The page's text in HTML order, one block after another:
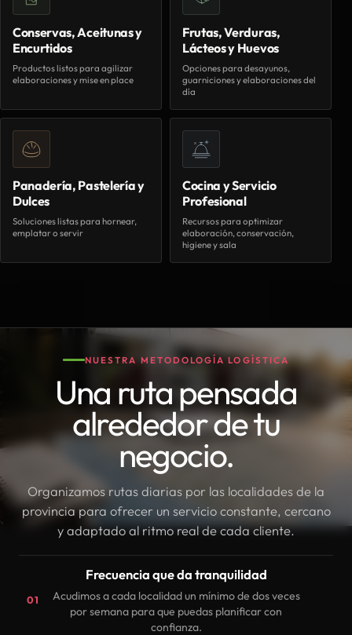
Conservas, Aceitunas y
Encurtidos
Productos listos para agilizar
elaboraciones y mise en place
Frutas, Verduras,
Lácteos y Huevos
Opciones para desayunos,
guarniciones y elaboraciones del
día
Panadería, Pastelería y
Dulces
Soluciones listas para hornear,
emplatar o servir
Cocina y Servicio
Profesional
Recursos para optimizar
elaboración, conservación,
higiene y sala
NUESTRA METODOLOGÍA LOGÍSTICA
Una ruta pensada
alrededor de tu
negocio.
Organizamos rutas diarias por las localidades de la
provincia para ofrecer un servicio constante, cercano
y adaptado al ritmo real de cada cliente.
01
Frecuencia que da tranquilidad
Acudimos a cada localidad un mínimo de dos veces
por semana para que puedas planificar con
confianza.